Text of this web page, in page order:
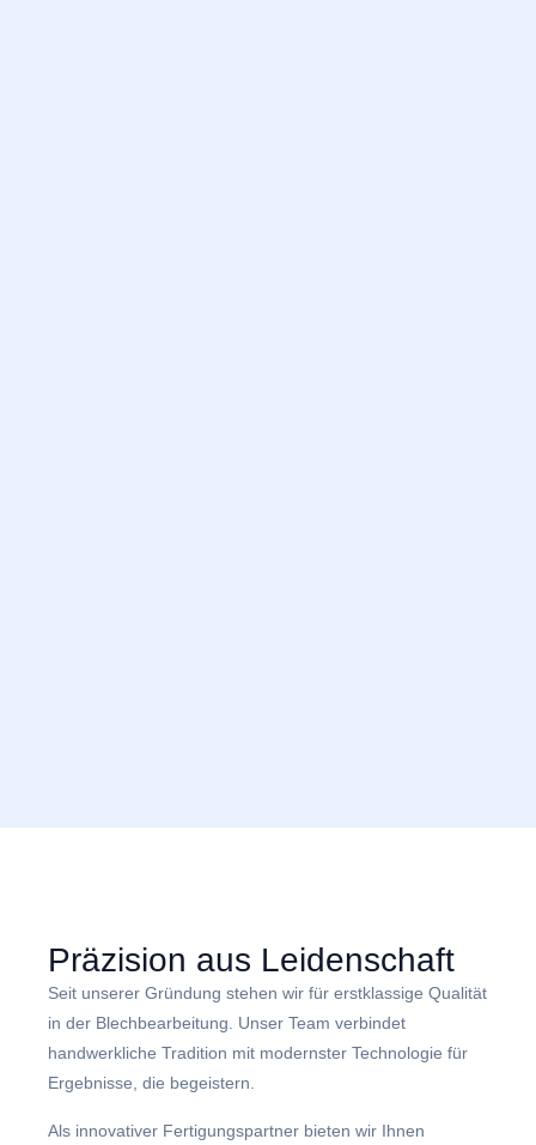
Präzision aus Leidenschaft
Seit unserer Gründung stehen wir für erstklassige Qualität
in der Blechbearbeitung. Unser Team verbindet
handwerkliche Tradition mit modernster Technologie für
Ergebnisse, die begeistern.
Als innovativer Fertigungspartner bieten wir Ihnen